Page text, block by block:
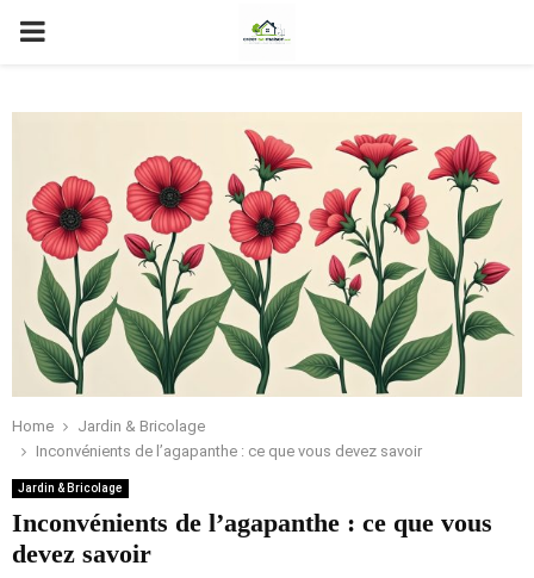
PRIMARY
Home
Jardin & Bricolage
Inconvénients de l’agapanthe : ce que vous devez savoir
Jardin & Bricolage
Inconvénients de l’agapanthe : ce que vous
devez savoir